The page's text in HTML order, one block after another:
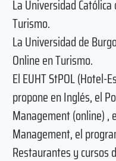
La Universidad
Turismo.
La Universidad de
Online en Turismo.
El EUHT StPOL (Hotel-
propone en Inglés, el
Management (online)
Management, el
Restaurantes y cursos